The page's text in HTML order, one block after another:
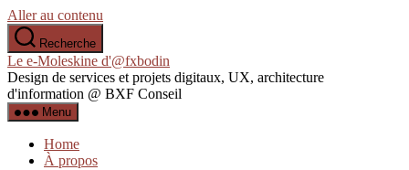
Aller au contenu
Recherche
Le e-Moleskine d'@fxbodin
Design de services et projets digitaux, UX, architecture
d'information @ BXF Conseil
Menu
Home
À propos